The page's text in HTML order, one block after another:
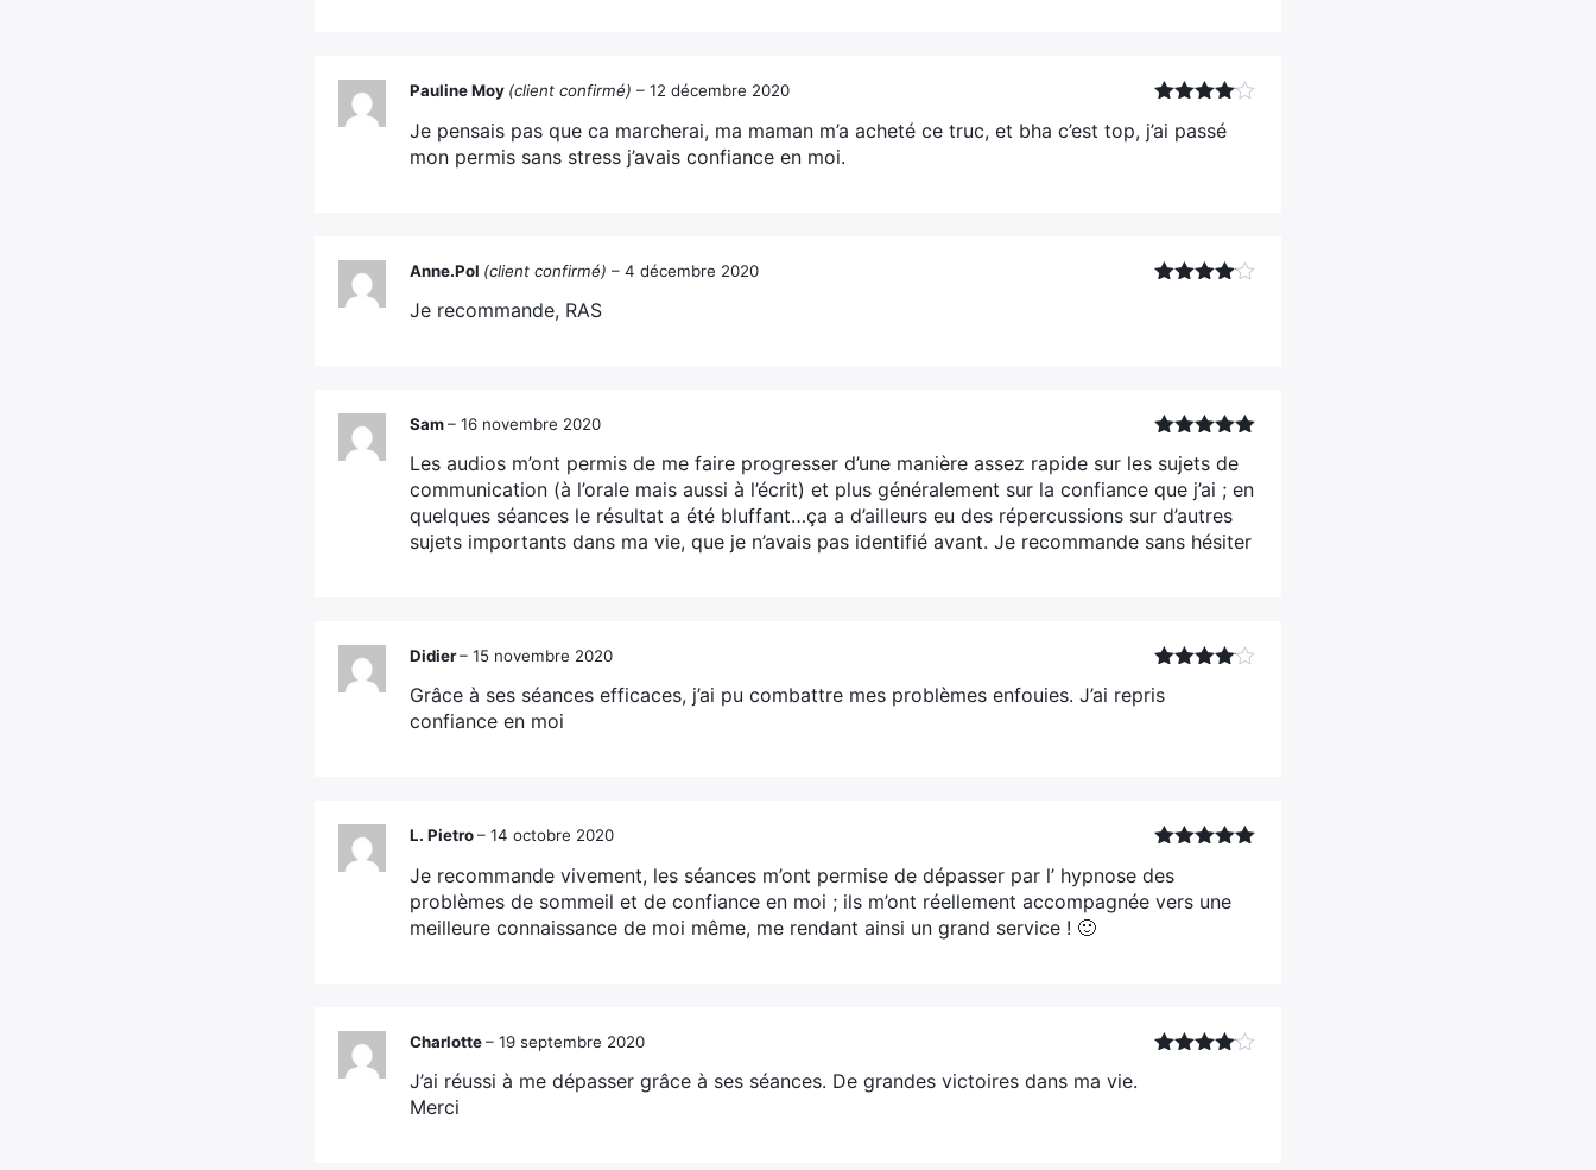
sur 5
Pauline Moy (client confirmé) – 12 décembre 2020
Je pensais pas que ca marcherai, ma maman m’a acheté ce truc, et bha c’est top, j’ai passé
mon permis sans stress j’avais confiance en moi.
Anne.Pol (client confirmé) – 4 décembre 2020
Je recommande, RAS
5
Sam– 16 novembre 2020
Les audios m’ont permis de me faire progresser d’une manière assez rapide sur les sujets de
communication (à l’orale mais aussi à l’écrit) et plus généralement sur la confiance que j’ai ; en
quelques séances le résultat a été bluffant…ça a d’ailleurs eu des répercussions sur d’autres
sujets importants dans ma vie, que je n’avais pas identifié avant. Je recommande sans hésiter
sur 5
Didier– 15 novembre 2020
Grâce à ses séances efficaces, j’ai pu combattre mes problèmes enfouies. J’ai repris
confiance en moi
5
L. Pietro– 14 octobre 2020
Je recommande vivement, les séances m’ont permise de dépasser par l’ hypnose des
problèmes de sommeil et de confiance en moi ; ils m’ont réellement accompagnée vers une
meilleure connaissance de moi même, me rendant ainsi un grand service ! 🙂
Charlotte– 19 septembre 2020
J’ai réussi à me dépasser grâce à ses séances. De grandes victoires dans ma vie.
Merci